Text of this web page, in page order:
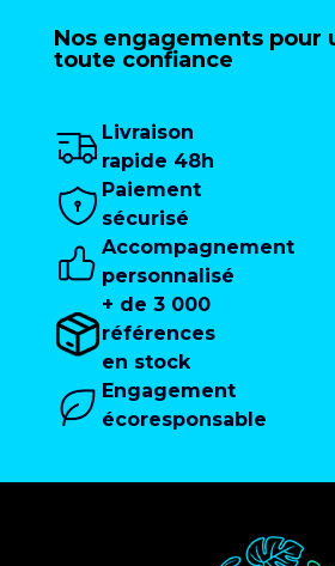
Nos engagements pour
toute confiance
Livraison
rapide 48h
Paiement
sécurisé
Accompagnement
personnalisé
+ de 3 000
références
en stock
Engagement
écoresponsable